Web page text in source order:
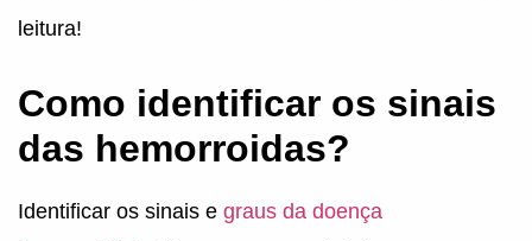
leitura!
Como identificar os sinais
das hemorroidas?
Identificar os sinais e graus da doença